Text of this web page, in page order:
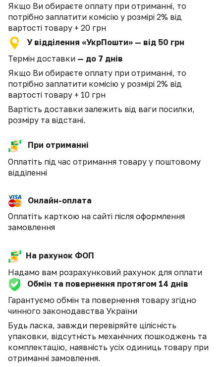
Якщо Ви обираєте оплату при отриманні, то
потрібно заплатити комісію у розмірі 2% від
вартості товару + 20 грн
У відділення «УкрПошти» — від 50 грн
Термін доставки — до 7 днів
Якщо Ви обираєте оплату при отриманні, то
потрібно заплатити комісію у розмірі 2% від
вартості товару + 10 грн
Вартість доставки залежить від ваги посилки,
розміру та відстані.
При отриманні
Оплатіть під час отримання товару у поштовому
відділенні
Онлайн-оплата
Оплатіть карткою на сайті після оформлення
замовлення
На рахунок ФОП
Надамо вам розрахунковий рахунок для оплати
Обмін та повернення протягом 14 днів
Гарантуємо обмін та повернення товару згідно
чинного законодавства України
Будь ласка, завжди перевіряйте цілісність
упаковки, відсутність механічних пошкоджень та
комплектацію, наявність усіх одиниць товару при
отриманні замовлення.